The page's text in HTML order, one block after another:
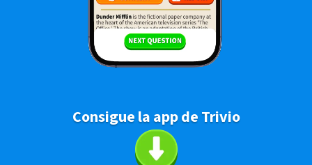
Consigue la app de Trivio